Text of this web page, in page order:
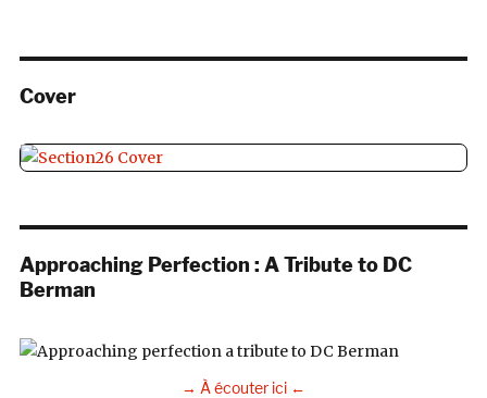
Cover
Approaching Perfection : A Tribute to DC
Berman
→ À écouter ici ←